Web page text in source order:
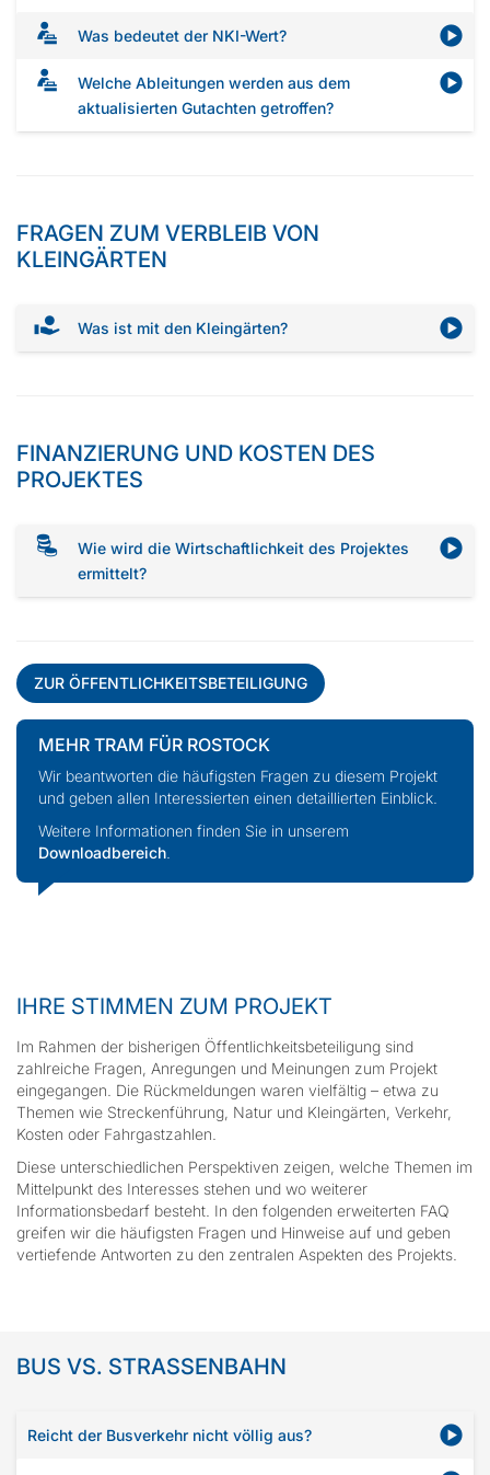
Was bedeutet der NKI-Wert?
Welche Ableitungen werden aus dem
aktualisierten Gutachten getroffen?
FRAGEN ZUM VERBLEIB VON
KLEINGÄRTEN
Was ist mit den Kleingärten?
FINANZIERUNG UND KOSTEN DES
PROJEKTES
Wie wird die Wirtschaftlichkeit des Projektes
ermittelt?
ZUR ÖFFENTLICHKEITSBETEILIGUNG
MEHR TRAM FÜR ROSTOCK
Wir beantworten die häufigsten Fragen zu diesem Projekt
und geben allen Interessierten einen detaillierten Einblick.
Weitere Informationen finden Sie in unserem
Downloadbereich
IHRE STIMMEN ZUM PROJEKT
Im Rahmen der bisherigen Öffentlichkeitsbeteiligung sind
zahlreiche Fragen, Anregungen und Meinungen zum Projekt
eingegangen. Die Rückmeldungen waren vielfältig – etwa zu
Themen wie Streckenführung, Natur und Kleingärten, Verkehr,
Kosten oder Fahrgastzahlen.
Diese unterschiedlichen Perspektiven zeigen, welche Themen im
Mittelpunkt des Interesses stehen und wo weiterer
Informationsbedarf besteht. In den folgenden erweiterten FAQ
greifen wir die häufigsten Fragen und Hinweise auf und geben
vertiefende Antworten zu den zentralen Aspekten des Projekts.
BUS VS. STRASSENBAHN
Reicht der Busverkehr nicht völlig aus?